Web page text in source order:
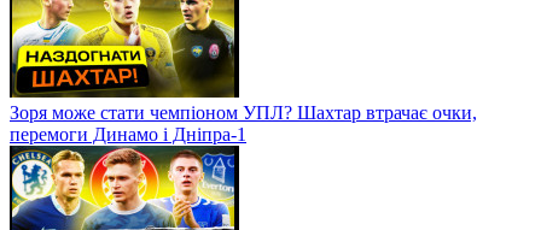
Зоря може стати чемпіоном УПЛ? Шахтар втрачає очки,
перемоги Динамо і Дніпра-1